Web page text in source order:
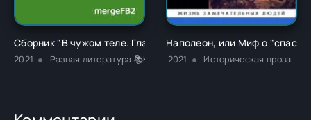
Сборник "В чужом теле. Глава 1" - Ричард Карл Лаймон
2021 Разная литература 📚Классика
Наполеон, или Миф о
2021 Историческая проза